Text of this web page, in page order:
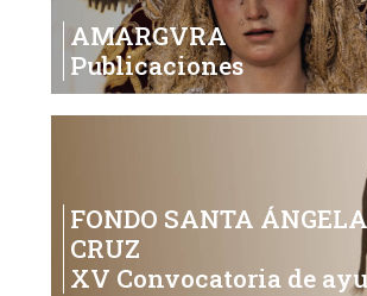
AMARGVRA
Publicaciones
FONDO SANTA
CRUZ
XV Convocatoria de